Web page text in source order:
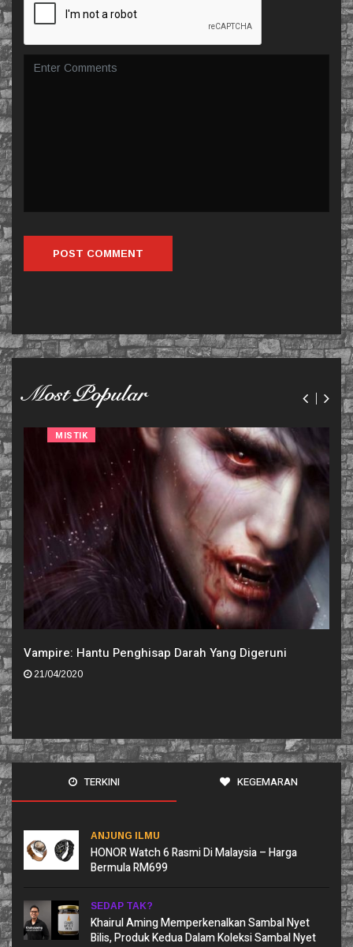
Most Popular
MISTIK
Vampire: Hantu Penghisap Darah Yang Digeruni
21/04/2020
TERKINI KEGEMARAN
ANJUNG ILMU
HONOR Watch 6 Rasmi Di Malaysia – Harga
Bermula RM699
SEDAP TAK?
Khairul Aming Memperkenalkan Sambal Nyet
Bilis, Produk Kedua Dalam Koleksi Sambal Nyet